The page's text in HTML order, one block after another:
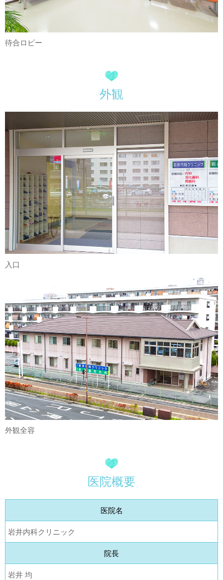
待合ロビー
外観
入口
外観全容
医院概要
医院名
岩井内科クリニック
院長
岩井 均